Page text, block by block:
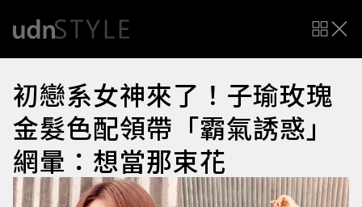
初戀系女神來了！子瑜玫瑰
金髮色配領帶「霸氣誘惑」
網暈：想當那束花